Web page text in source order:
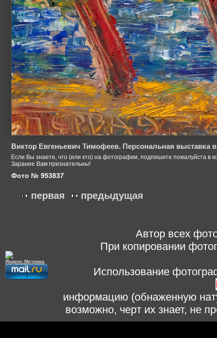
Виктор Евгеньевич Тимофеев. Персональная выставка
Если Вы знаете, что (или кто) на фотографии, подпишите пожалуйста в
Заранее Вам признательны!
Фото № 953837
первая предыдущая
Автор всех
При копировании
Использование
информацию (обнаженную
возможно, черт их знает, не